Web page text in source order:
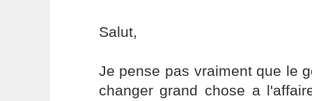
Salut,
Je pense pas vraiment que le
changer grand chose a